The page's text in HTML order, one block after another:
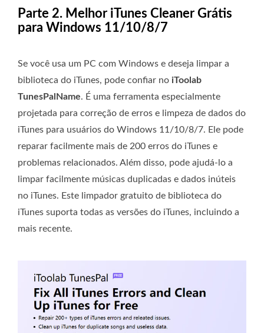
Parte 2. Melhor iTunes Cleaner Grátis
para Windows 11/10/8/7
Se você usa um PC com Windows e deseja limpar a
biblioteca do iTunes, pode confiar no iToolab
TunesPalName. É uma ferramenta especialmente
projetada para correção de erros e limpeza de dados do
iTunes para usuários do Windows 11/10/8/7. Ele pode
reparar facilmente mais de 200 erros do iTunes e
problemas relacionados. Além disso, pode ajudá-lo a
limpar facilmente músicas duplicadas e dados inúteis
no iTunes. Este limpador gratuito de biblioteca do
iTunes suporta todas as versões do iTunes, incluindo a
mais recente.